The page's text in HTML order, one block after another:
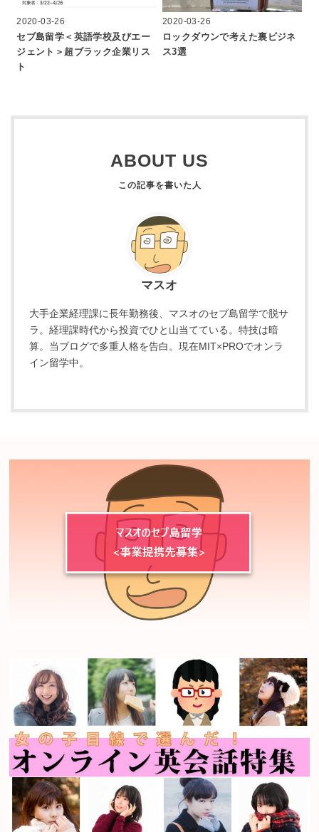
2020-03-26
セブ島留学＜英語学校及びエー
ジェント＞超ブラック企業リス
ト
2020-03-26
ロックダウンで考えた裏ビジネ
ス3選
ABOUT US
マスオ
大手企業経理課に長年勤務後、マスオのセブ島留学で脱サ
ラ。経理課時代から投資でひと山当てている。特技は暗
算。当ブログで多重人格を告白。現在MIT×PROでオンラ
イン留学中。